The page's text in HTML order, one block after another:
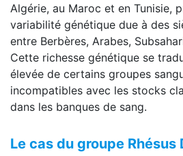
Algérie, au Maroc et en Tunisie,
variabilité génétique due à des
entre Berbères, Arabes,
Cette richesse génétique se
élevée de certains groupes
incompatibles avec les stocks
dans les banques de sang.
Le cas du groupe Rhésus